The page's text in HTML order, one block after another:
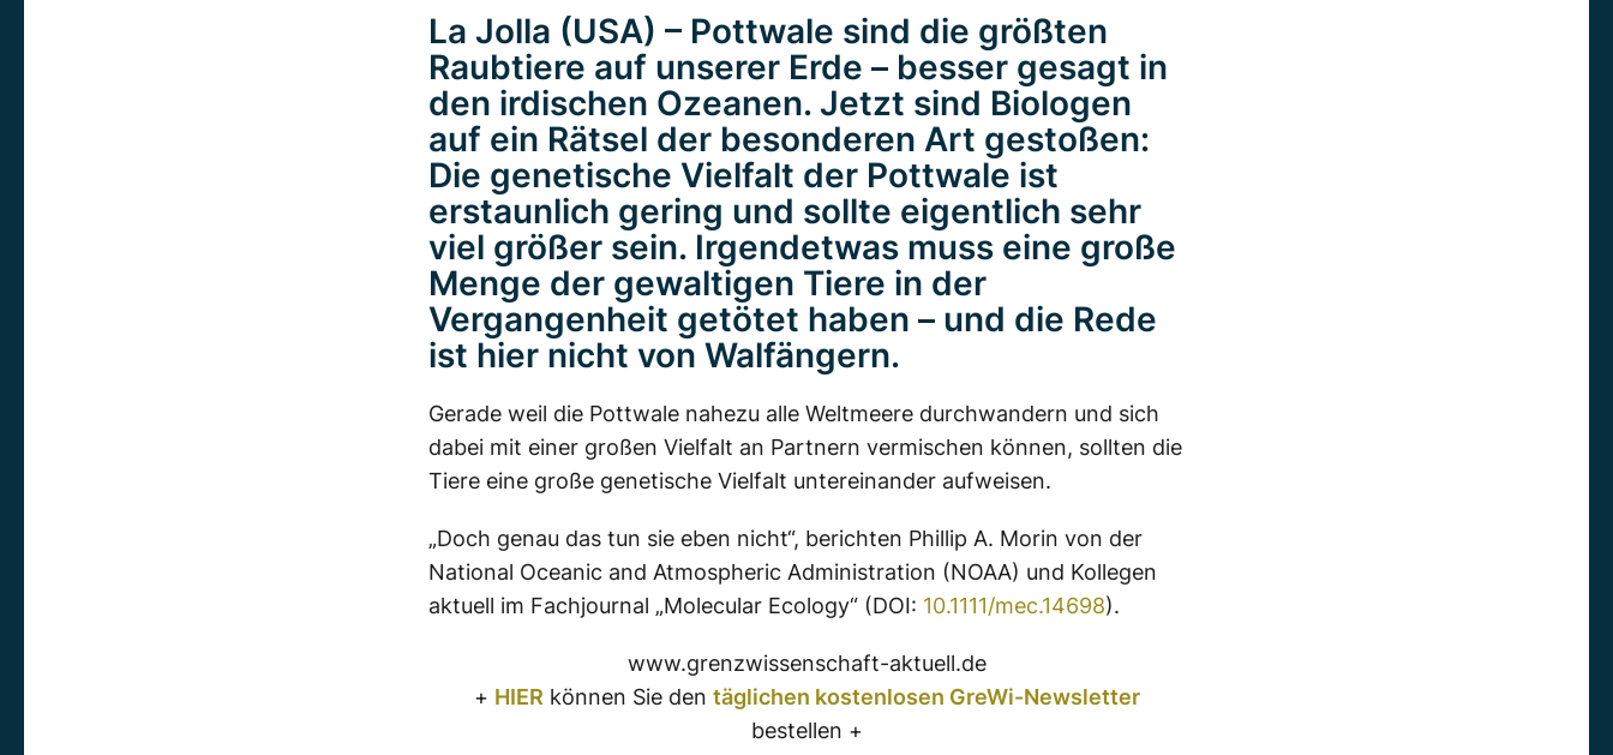
La Jolla (USA) – Pottwale sind die größten
Raubtiere auf unserer Erde – besser gesagt in
den irdischen Ozeanen. Jetzt sind Biologen
auf ein Rätsel der besonderen Art gestoßen:
Die genetische Vielfalt der Pottwale ist
erstaunlich gering und sollte eigentlich sehr
viel größer sein. Irgendetwas muss eine große
Menge der gewaltigen Tiere in der
Vergangenheit getötet haben – und die Rede
ist hier nicht von Walfängern.
Gerade weil die Pottwale nahezu alle Weltmeere durchwandern und sich
dabei mit einer großen Vielfalt an Partnern vermischen können, sollten die
Tiere eine große genetische Vielfalt untereinander aufweisen.
„Doch genau das tun sie eben nicht“, berichten Phillip A. Morin von der
National Oceanic and Atmospheric Administration (NOAA) und Kollegen
aktuell im Fachjournal „Molecular Ecology“ (DOI: 10.1111/mec.14698).
www.grenzwissenschaft-aktuell.de
+ HIER können Sie den täglichen kostenlosen GreWi-Newsletter
bestellen +